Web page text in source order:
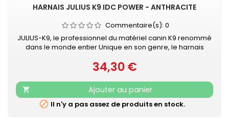
HARNAIS JULIUS K9 IDC POWER - ANTHRACITE
Commentaire(s): 0
JULIUS-K9, le professionnel du matériel canin K9 renommé
dans le monde entier Unique en son genre, le harnais
contrôler le chien pendant les balades en ville. Le harnais
IDC®Power est votre compagnon au quotidien, pour le loisir
et la promenade, dans la rue comme au parc. Sa poignée
solide...
Prix
34,30 €

Ajouter au panier
 Il n'y a pas assez de produits en stock.